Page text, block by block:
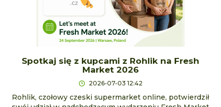
Spotkaj się z kupcami z Rohlik na Fresh
Market 2026
2026-07-03 12:42
Rohlik, czołowy czeski supermarket online, potwierdził